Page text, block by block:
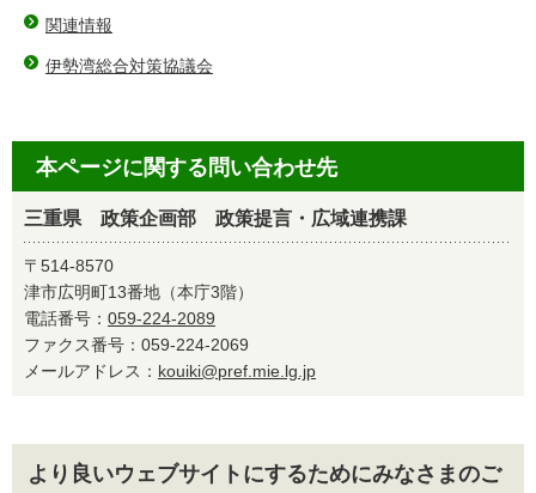
関連情報
伊勢湾総合対策協議会
本ページに関する問い合わせ先
三重県 政策企画部 政策提言・広域連携課
〒514-8570
津市広明町13番地（本庁3階）
電話番号： 059-224-2089
ファクス番号：059-224-2069
メールアドレス： kouiki@pref.mie.lg.jp
より良いウェブサイトにするためにみなさまのご